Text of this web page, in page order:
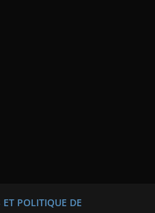
POLITIQUE DE